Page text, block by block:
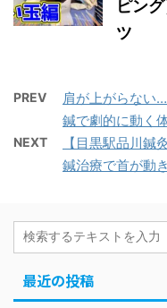
ピン
ツ
PREV
肩が上がらない
鍼で劇的に動く
NEXT
【目黒駅品川鍼
鍼治療で首が動
最近の投稿